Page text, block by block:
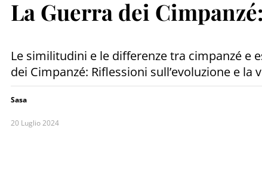
La Guerra dei
Le similitudini e le differenze tra cimpanzé e
dei Cimpanzé: Riflessioni sull’evoluzione e
Sasa
20 Luglio 2024